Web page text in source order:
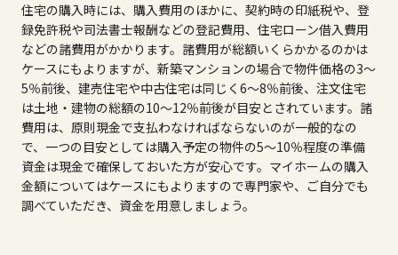
住宅の購入時には、購入費用のほかに、契約時の印紙税や、登
録免許税や司法書士報酬などの登記費用、住宅ローン借入費用
などの諸費用がかかります。諸費用が総額いくらかかるのかは
ケースにもよりますが、新築マンションの場合で物件価格の3～
5％前後、建売住宅や中古住宅は同じく6～8％前後、注文住宅
は土地・建物の総額の10～12％前後が目安とされています。諸
費用は、原則現金で支払わなければならないのが一般的なの
で、一つの目安としては購入予定の物件の5～10％程度の準備
資金は現金で確保しておいた方が安心です。マイホームの購入
金額についてはケースにもよりますので専門家や、ご自分でも
調べていただき、資金を用意しましょう。